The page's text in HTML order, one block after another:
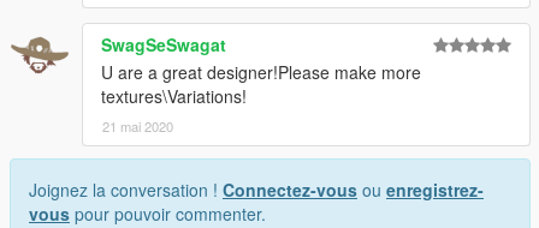
SwagSeSwagat
U are a great designer!Please make more
textures\Variations!
21 mai 2020
Joignez la conversation ! Connectez-vous ou enregistrez-
vous pour pouvoir commenter.